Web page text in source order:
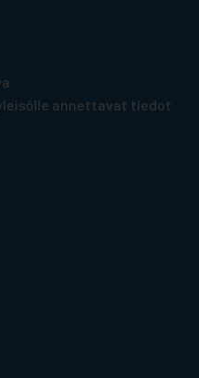
annettavat tiedot